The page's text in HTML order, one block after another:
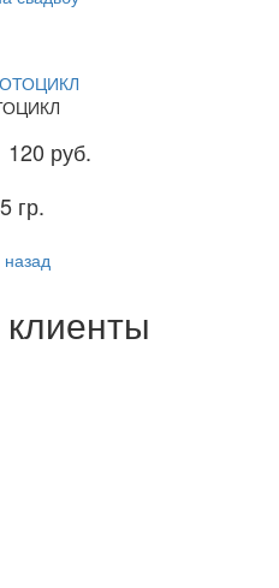
120 руб.
гр.
назад